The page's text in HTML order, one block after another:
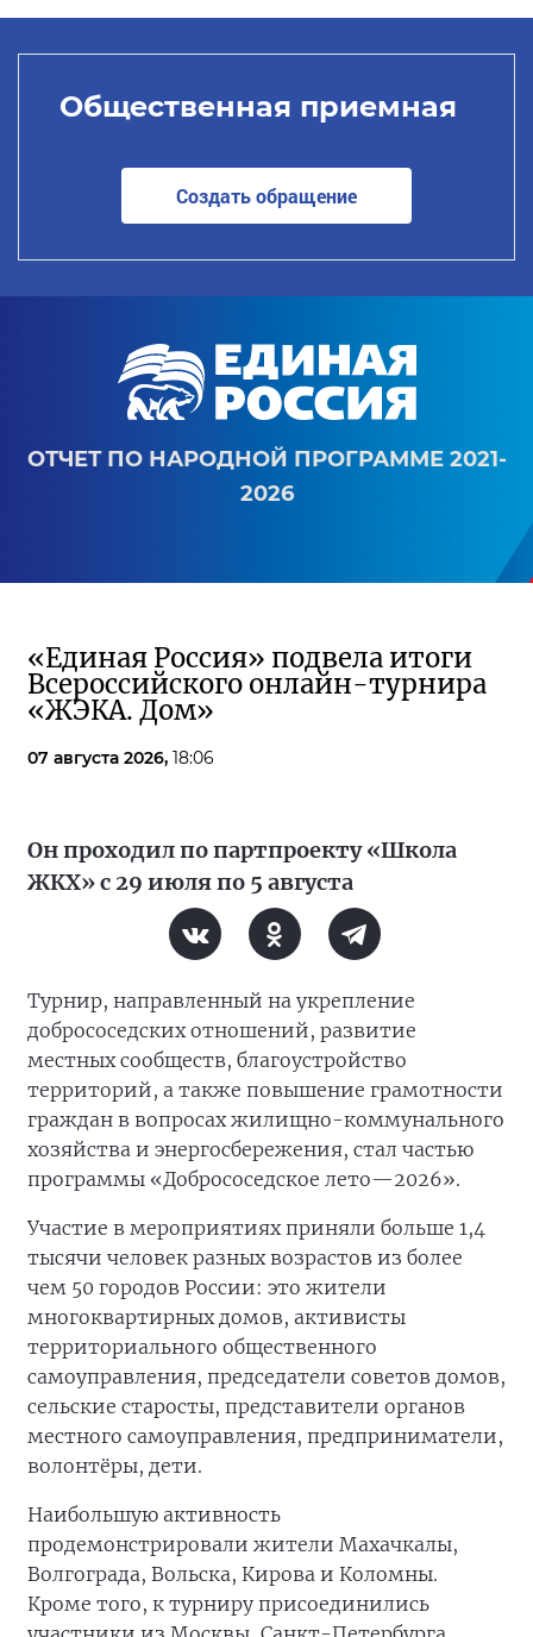
Общественная приемная
Создать обращение
ОТЧЕТ ПО НАРОДНОЙ ПРОГРАММЕ 2021-
2026
«Единая Россия» подвела итоги
Всероссийского онлайн-турнира
«ЖЭКА. Дом»
07 августа 2026, 18:06
Он проходил по партпроекту «Школа
ЖКХ» с 29 июля по 5 августа
Турнир, направленный на укрепление
добрососедских отношений, развитие
местных сообществ, благоустройство
территорий, а также повышение грамотности
граждан в вопросах жилищно-коммунального
хозяйства и энергосбережения, стал частью
программы «Добрососедское лето—2026».
Участие в мероприятиях приняли больше 1,4
тысячи человек разных возрастов из более
чем 50 городов России: это жители
многоквартирных домов, активисты
территориального общественного
самоуправления, председатели советов домов,
сельские старосты, представители органов
местного самоуправления, предприниматели,
волонтёры, дети.
Наибольшую активность
продемонстрировали жители Махачкалы,
Волгограда, Вольска, Кирова и Коломны.
Кроме того, к турниру присоединились